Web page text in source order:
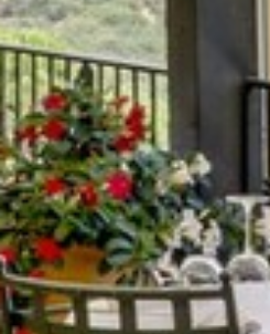
VOTRE OFFICE DE TOURISME
FORMULAIRE DE CONTACT